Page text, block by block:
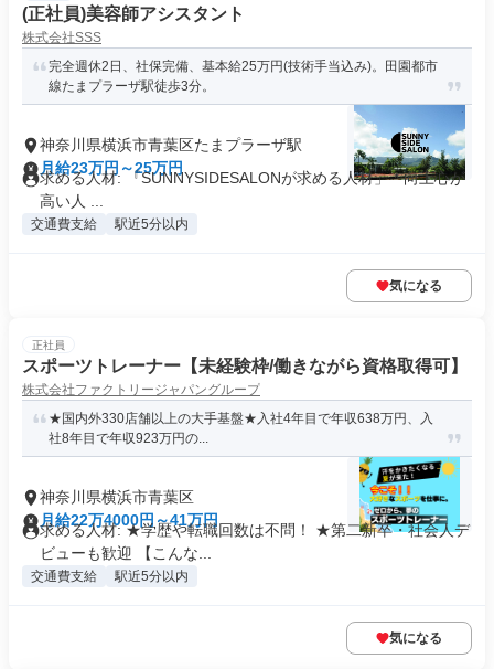
(正社員)美容師アシスタント
株式会社SSS
完全週休2日、社保完備、基本給25万円(技術手当込み)。田園都市
線たまプラーザ駅徒歩3分。
神奈川県横浜市青葉区たまプラーザ駅
月給23万円～25万円
求める人材: 『SUNNYSIDESALONが求める人材」 * 向上心が
高い人 ...
交通費支給 駅近5分以内
気になる
正社員
スポーツトレーナー【未経験枠/働きながら資格取得可】
株式会社ファクトリージャパングループ
★国内外330店舗以上の大手基盤★入社4年目で年収638万円、入
社8年目で年収923万円の...
神奈川県横浜市青葉区
月給22万4000円～41万円
求める人材: ★学歴や転職回数は不問！ ★第二新卒・社会人デ
ビューも歓迎 【こんな...
交通費支給 駅近5分以内
気になる